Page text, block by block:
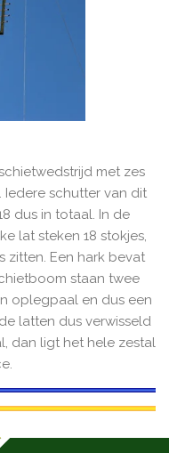
met zes
Iedere schutter van dit
dus in totaal. In de
lat steken 18 stokjes,
zitten. Een hark bevat
staan twee
oplegpaal en dus een
latten dus verwisseld
dan ligt het hele zestal